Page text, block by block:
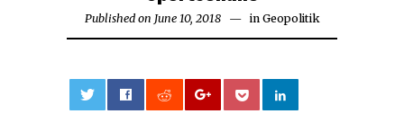
Published on June 10, 2018June in Geopolitik